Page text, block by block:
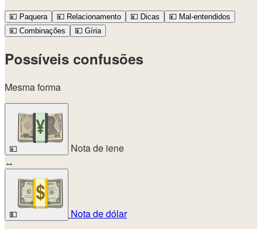
💴 Paquera 💴 Relacionamento 💴 Dicas 💴 Mal-entendidos
💴 Combinações 💴 Gíria
Possíveis confusões
Mesma forma
💴
Nota de iene
↔
💵
Nota de dólar